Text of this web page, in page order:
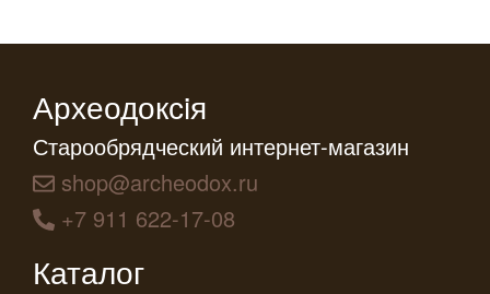
Археодоксiя
Старообрядческий интернет-магазин
shop@archeodox.ru
+7 911 622-17-08
Каталог